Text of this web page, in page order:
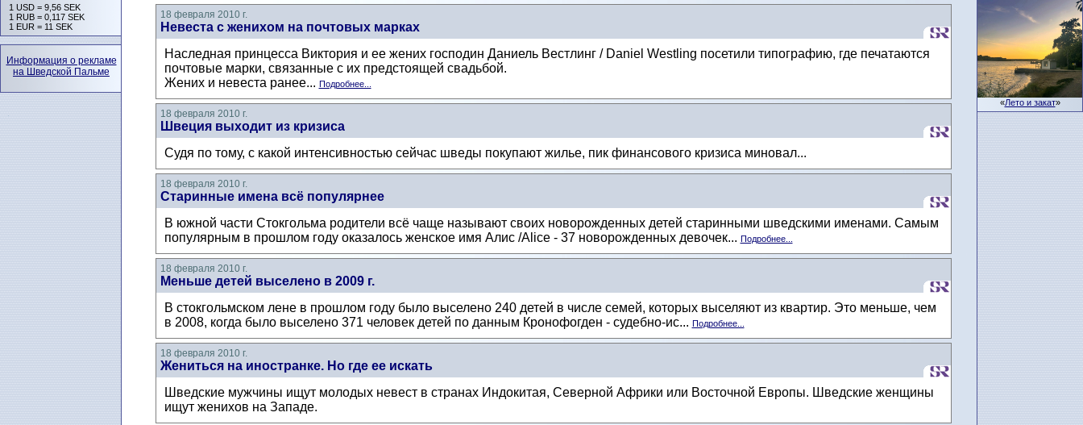
«Лето и закат»
18 февраля 2010 г.
Невеста с женихом на почтовых марках
Наследная принцесса Виктория и ее жених господин Даниель Вестлинг / Daniel Westling посетили типографию, где печатаются
почтовые марки, связанные с их предстоящей свадьбой.
Жених и невеста ранее... Подробнее...
18 февраля 2010 г.
Швеция выходит из кризиса
Судя по тому, с какой интенсивностью сейчас шведы покупают жилье, пик финансового кризиса миновал...
18 февраля 2010 г.
Старинные имена всё популярнее
В южной части Стокгольма родители всё чаще называют своих новорожденных детей старинными шведскими именами. Самым
популярным в прошлом году оказалось женское имя Алис /Alice - 37 новорожденных девочек... Подробнее...
18 февраля 2010 г.
Меньше детей выселено в 2009 г.
В стокгольмском лене в прошлом году было выселено 240 детей в числе семей, которых выселяют из квартир. Это меньше, чем
в 2008, когда было выселено 371 человек детей по данным Кронофогден - судебно-ис... Подробнее...
18 февраля 2010 г.
Жениться на иностранке. Но где ее искать
Шведские мужчины ищут молодых невест в странах Индокитая, Северной Африки или Восточной Европы. Шведские женщины
ищут женихов на Западе.
1 USD = 9,56 SEK
1 RUB = 0,117 SEK
1 EUR = 11 SEK
Информация о рекламе
на Шведской Пальме